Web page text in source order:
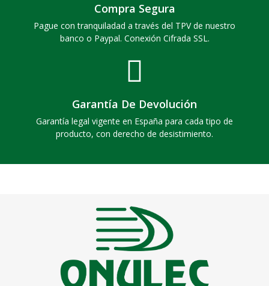
Compra Segura
Pague con tranquiladad a través del TPV de nuestro
banco o Paypal. Conexión Cifrada SSL.
Garantía De Devolución
Garantía legal vigente en España para cada tipo de
producto, con derecho de desistimiento.